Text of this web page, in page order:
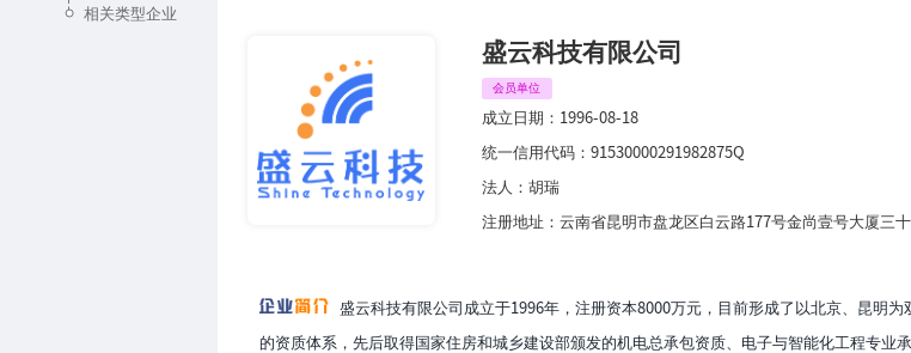
相关类型企业
盛云科技有限公司
会员单位
成立日期： 1996-08-18
统一信用代码： 91530000291982875Q
法人： 胡瑞
注册地址： 云南省昆明市盘龙区白云路177号金尚壹号大厦三
盛云科技有限公司成立于1996年，注册资本8000万元，目前形成了以北京、昆明
的资质体系，先后取得国家住房和城乡建设部颁发的机电总承包资质、电子与智能化工程专业